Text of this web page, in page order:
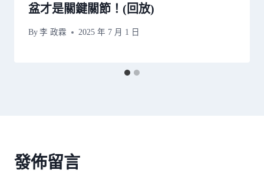
盆才是關鍵關節！(回放)
By 李 政霖 2025 年 7 月 1 日
發佈留言